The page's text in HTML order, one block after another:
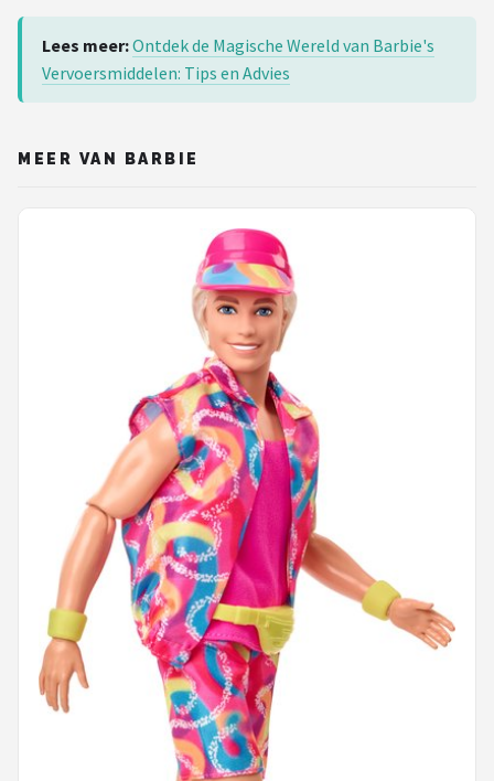
Lees meer:Ontdek de Magische Wereld van Barbie's
Vervoersmiddelen: Tips en Advies
MEER VAN BARBIE